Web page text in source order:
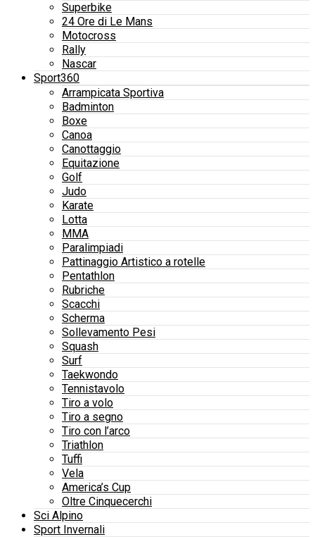
Superbike
24 Ore di Le Mans
Motocross
Rally
Nascar
Sport360
Arrampicata Sportiva
Badminton
Boxe
Canoa
Canottaggio
Equitazione
Golf
Judo
Karate
Lotta
MMA
Paralimpiadi
Pattinaggio Artistico a rotelle
Pentathlon
Rubriche
Scacchi
Scherma
Sollevamento Pesi
Squash
Surf
Taekwondo
Tennistavolo
Tiro a volo
Tiro a segno
Tiro con l’arco
Triathlon
Tuffi
Vela
America’s Cup
Oltre Cinquecerchi
Sci Alpino
Sport Invernali